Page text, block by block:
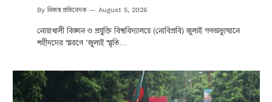
By নিজস্ব প্রতিবেদক August 5, 2026
নোয়াখালী বিজ্ঞান ও প্রযুক্তি বিশ্ববিদ্যালয়ে (নোবিপ্রবি) জুলাই গণঅভ্যুত্থানে
শহীদদের স্মরণে ‘জুলাই স্মৃতি…